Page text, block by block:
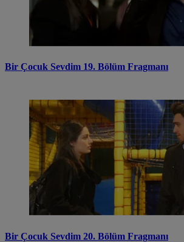
Bir Çocuk Sevdim 19. Bölüm Fragmanı
Bir Çocuk Sevdim 20. Bölüm Fragmanı